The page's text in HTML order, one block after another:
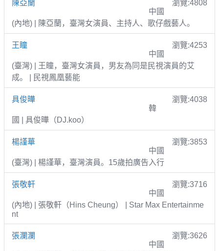
陳亞蘭
瀏覽:4808
中國
(內地) | 陳亞蘭，臺灣女演員、主持人、歌仔戲藝人。
王瞳
瀏覽:4253
中國
(臺灣) | 王瞳，臺灣女演員，男友為同是民視演員的艾
成。 | 民視鳳凰藝能
具俊曄
瀏覽:4038
韓
國 | 具俊曄（DJ.koo）
楊謹華
瀏覽:3853
中國
(臺灣) | 楊謹華，臺灣演員。15歲拍廣告入行
張敬軒
瀏覽:3716
中國
(內地) | 張敬軒（Hins Cheung） | Star Max Entertainme
nt
張瀾瀾
瀏覽:3626
中國